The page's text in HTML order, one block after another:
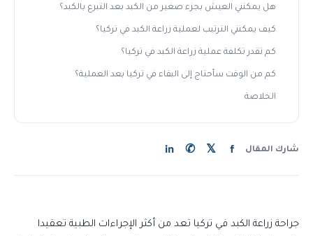
هل يمكنني العيش بجزء صغير من الكبد بعد التبرع بالكبد؟
كيف يمكنني الترتيب لعملية زراعة الكبد في تركيا؟
كم تقدر تكلفة عملية زراعة الكبد في تركيا؟
كم من الوقت سأحتاج إلى البقاء في تركيا بعد العملية؟
الخلاصة
شارك المقال f
𝕏
✆
in
جراحة زراعة الكبد في تركيا تعد من أكثر الإجراءات الطبية تعقيدا